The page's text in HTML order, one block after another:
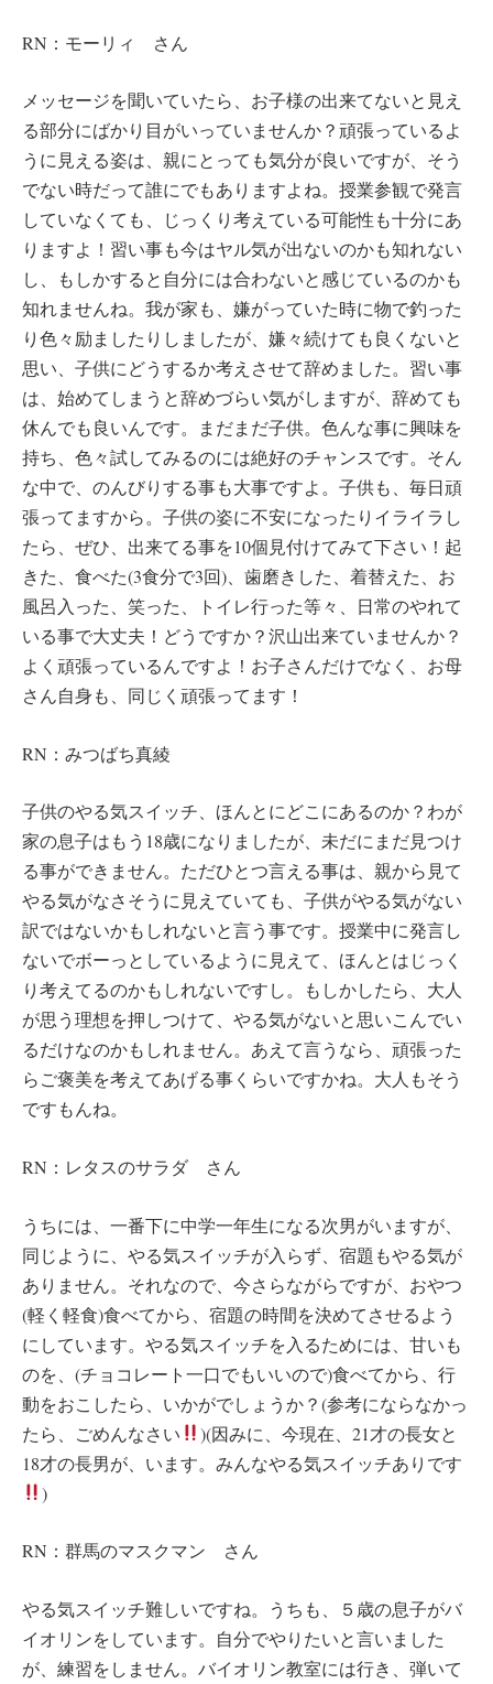
RN：モーリィ さん
メッセージを聞いていたら、お子様の出来てないと見え
る部分にばかり目がいっていませんか？頑張っているよ
うに見える姿は、親にとっても気分が良いですが、そう
でない時だって誰にでもありますよね。授業参観で発言
していなくても、じっくり考えている可能性も十分にあ
りますよ！習い事も今はヤル気が出ないのかも知れない
し、もしかすると自分には合わないと感じているのかも
知れませんね。我が家も、嫌がっていた時に物で釣った
り色々励ましたりしましたが、嫌々続けても良くないと
思い、子供にどうするか考えさせて辞めました。習い事
は、始めてしまうと辞めづらい気がしますが、辞めても
休んでも良いんです。まだまだ子供。色んな事に興味を
持ち、色々試してみるのには絶好のチャンスです。そん
な中で、のんびりする事も大事ですよ。子供も、毎日頑
張ってますから。子供の姿に不安になったりイライラし
たら、ぜひ、出来てる事を10個見付けてみて下さい！起
きた、食べた(3食分で3回)、歯磨きした、着替えた、お
風呂入った、笑った、トイレ行った等々、日常のやれて
いる事で大丈夫！どうですか？沢山出来ていませんか？
よく頑張っているんですよ！お子さんだけでなく、お母
さん自身も、同じく頑張ってます！
RN：みつばち真綾
子供のやる気スイッチ、ほんとにどこにあるのか？わが
家の息子はもう18歳になりましたが、未だにまだ見つけ
る事ができません。ただひとつ言える事は、親から見て
やる気がなさそうに見えていても、子供がやる気がない
訳ではないかもしれないと言う事です。授業中に発言し
ないでボーっとしているように見えて、ほんとはじっく
り考えてるのかもしれないですし。もしかしたら、大人
が思う理想を押しつけて、やる気がないと思いこんでい
るだけなのかもしれません。あえて言うなら、頑張った
らご褒美を考えてあげる事くらいですかね。大人もそう
ですもんね。
RN：レタスのサラダ さん
うちには、一番下に中学一年生になる次男がいますが、
同じように、やる気スイッチが入らず、宿題もやる気が
ありません。それなので、今さらながらですが、おやつ
(軽く軽食)食べてから、宿題の時間を決めてさせるよう
にしています。やる気スイッチを入るためには、甘いも
のを、(チョコレート一口でもいいので)食べてから、行
動をおこしたら、いかがでしょうか？(参考にならなかっ
たら、ごめんなさい
)(因みに、今現在、21才の長女と
18才の長男が、います。みんなやる気スイッチありです
)
RN：群馬のマスクマン さん
やる気スイッチ難しいですね。うちも、５歳の息子がバ
イオリンをしています。自分でやりたいと言いました
が、練習をしません。バイオリン教室には行き、弾いて